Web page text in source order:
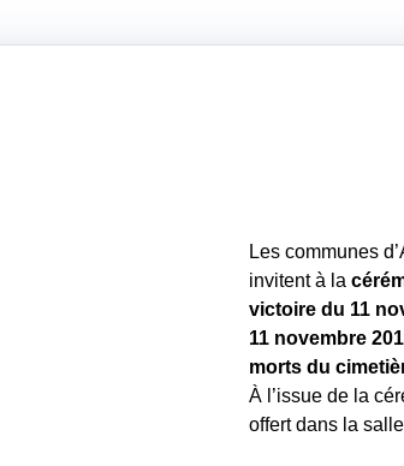
Les communes
invitent à la
victoire du 11
11 novembre
morts du
À l’issue de la
offert dans la